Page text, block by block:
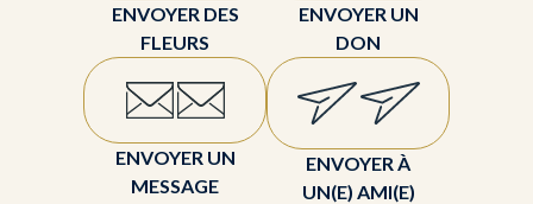
ENVOYER DES
FLEURS
ENVOYER UN
DON
ENVOYER UN
MESSAGE
ENVOYER À
UN(E) AMI(E)